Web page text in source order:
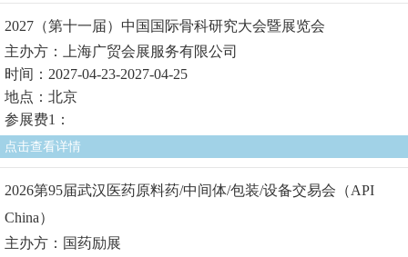
2027（第十一届）中国国际骨科研究大会暨展览会
主办方：上海广贸会展服务有限公司
时间：2027-04-23-2027-04-25
地点：北京
参展费1：
点击查看详情
2026第95届武汉医药原料药/中间体/包装/设备交易会（API
China）
主办方：国药励展